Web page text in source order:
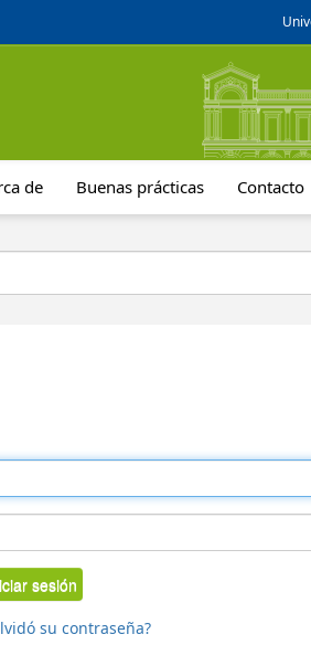
de Buenas prácticas Contacto
sesión
su contraseña?